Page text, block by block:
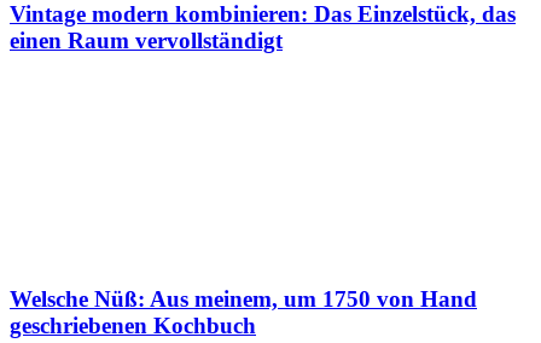
Vintage modern kombinieren: Das Einzelstück, das
einen Raum vervollständigt
Welsche Nüß: Aus meinem, um 1750 von Hand
geschriebenen Kochbuch